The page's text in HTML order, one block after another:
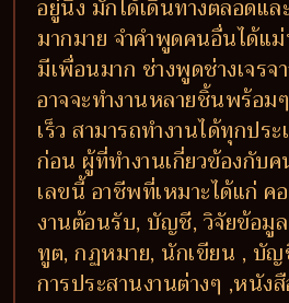
อยู่นิ่ง มักได้เดินทางตลอดแ
มากมาย จำคำพูดคนอื่นได้แ
มีเพื่อนมาก ช่างพูดช่างเจรจ
อาจจะทำงานหลายชิ้นพร้อม
เร็ว สามารถทำงานได้ทุกปร
ก่อน ผู้ที่ทำงานเกี่ยวข้องกับ
เลขนี้ อาชีพที่เหมาะได้แก่ ค
งานต้อนรับ, บัญชี, วิจัยข้อมู
ทูต, กฏหมาย, นักเขียน , บั
การประสานงานต่างๆ ,หนัง